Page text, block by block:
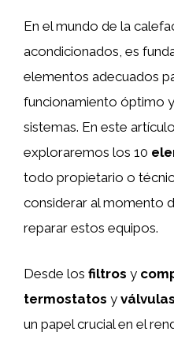
En el mundo de la
acondicionados, es
elementos adecuados
funcionamiento óptimo
sistemas. En este
exploraremos los 10
todo propietario o
considerar al momento
reparar estos equipos.
Desde los filtros y
termostatos y válvulas
un papel crucial en el